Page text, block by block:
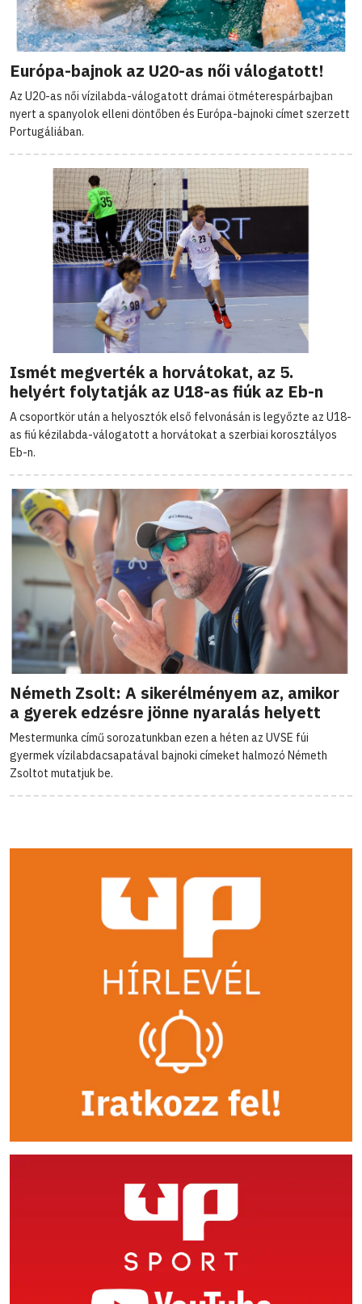
Európa-bajnok az U20-as női válogatott!
Az U20-as női vízilabda-válogatott drámai ötméterespárbajban
nyert a spanyolok elleni döntőben és Európa-bajnoki címet szerzett
Portugáliában.
Ismét megverték a horvátokat, az 5.
helyért folytatják az U18-as fiúk az Eb-n
A csoportkör után a helyosztók első felvonásán is legyőzte az U18-
as fiú kézilabda-válogatott a horvátokat a szerbiai korosztályos
Eb-n.
Németh Zsolt: A sikerélményem az, amikor
a gyerek edzésre jönne nyaralás helyett
Mestermunka című sorozatunkban ezen a héten az UVSE fúi
gyermek vízilabdacsapatával bajnoki címeket halmozó Németh
Zsoltot mutatjuk be.